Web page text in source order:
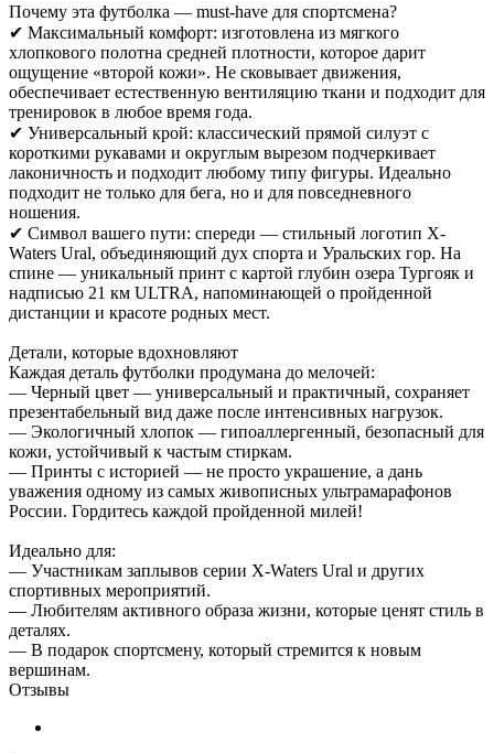
Почему эта футболка — must-have для спортсмена?
✔ Максимальный комфорт: изготовлена из мягкого
хлопкового полотна средней плотности, которое дарит
ощущение «второй кожи». Не сковывает движения,
обеспечивает естественную вентиляцию ткани и подходит для
тренировок в любое время года.
✔ Универсальный крой: классический прямой силуэт с
короткими рукавами и округлым вырезом подчеркивает
лаконичность и подходит любому типу фигуры. Идеально
подходит не только для бега, но и для повседневного
ношения.
✔ Символ вашего пути: спереди — стильный логотип X-
Waters Ural, объединяющий дух спорта и Уральских гор. На
спине — уникальный принт с картой глубин озера Тургояк и
надписью 21 км ULTRA, напоминающей о пройденной
дистанции и красоте родных мест.
Детали, которые вдохновляют
Каждая деталь футболки продумана до мелочей:
— Черный цвет — универсальный и практичный, сохраняет
презентабельный вид даже после интенсивных нагрузок.
— Экологичный хлопок — гипоаллергенный, безопасный для
кожи, устойчивый к частым стиркам.
— Принты с историей — не просто украшение, а дань
уважения одному из самых живописных ультрамарафонов
России. Гордитесь каждой пройденной милей!
Идеально для:
— Участникам заплывов серии X-Waters Ural и других
спортивных мероприятий.
— Любителям активного образа жизни, которые ценят стиль в
деталях.
— В подарок спортсмену, который стремится к новым
вершинам.
Отзывы